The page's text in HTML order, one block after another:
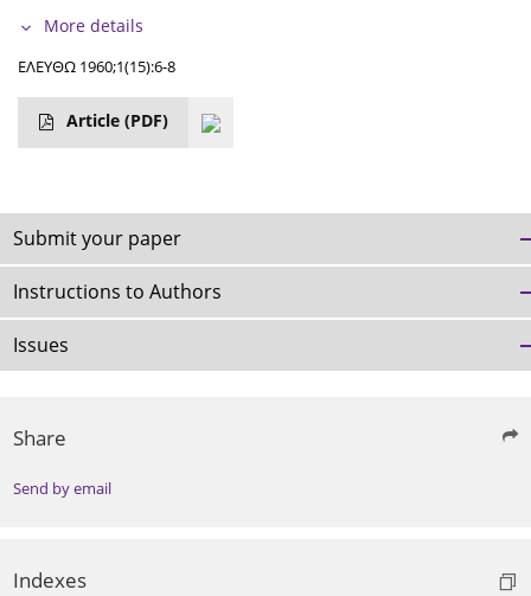
More details
ΕΛΕΥΘΩ 1960;1(15):6-8
Article (PDF)
Submit your paper
Instructions to Authors
Issues
Share
Send by email
Indexes